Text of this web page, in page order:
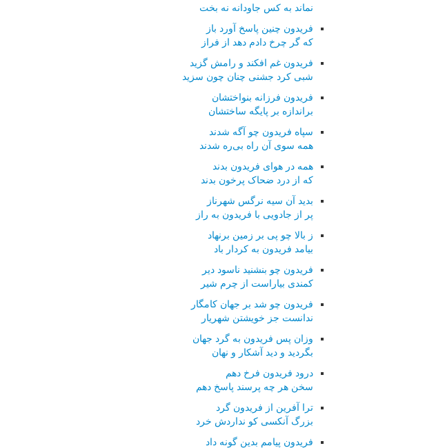
نماند به کس جاودانه نه بخت
فریدون چنین پاسخ آورد باز
که گر چرخ دادم دهد از فراز
فریدون غم افکند و رامش گزید
شبی کرد جشنی چنان چون سزید
فریدون فرزانه بنواختشان
براندازه بر پایگه ساختشان
سپاه فریدون چو آگه شدند
همه سوی آن راه بی‌ره شدند
همه در هوای فریدون بدند
که از درد ضحاک پرخون بدند
بدید آن سیه نرگس شهرناز
پر از جادویی با فریدون به راز
ز بالا چو پی بر زمین برنهاد
بیامد فریدون به کردار باد
فریدون چو بنشنید ناسود دیر
کمندی بیاراست از چرم شیر
فریدون چو شد بر جهان کامگار
ندانست جز خویشتن شهریار
وزان پس فریدون به گرد جهان
بگردید و دید آشکار و نهان
درود فریدون فرخ دهم
سخن هر چه پرسند پاسخ دهم
ترا آفرین از فریدون گرد
بزرگ آنکسی کو نداردش خرد
فریدون پیامم بدین گونه داد